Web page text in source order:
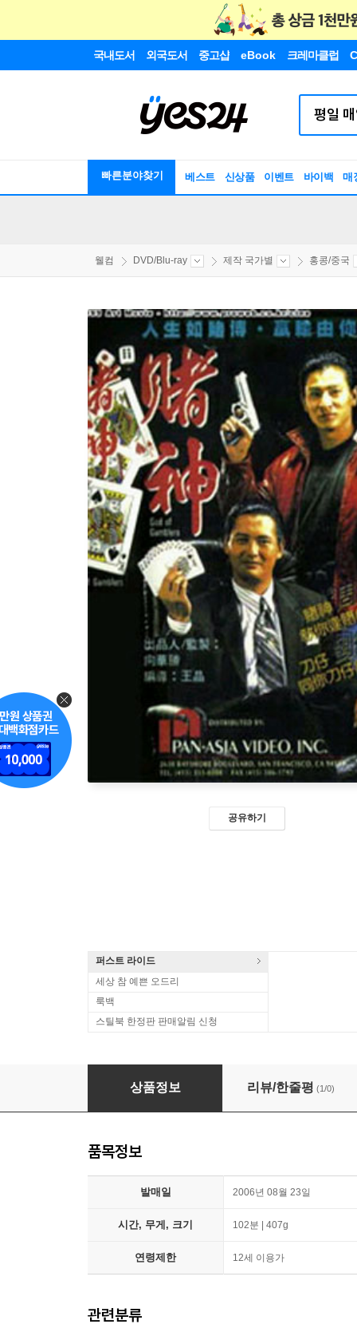
국내도서 외국도서 중고샵 eBook 크레마클럽
빠른분야찾기 베스트 신상품 이벤트 바이백 매
웰컴 DVD/Blu-ray 제작 국가별 홍콩/중국
공유하기
퍼스트 라이드
세상 참 예쁜 오드리
룩백
스틸북 한정판 판매알림 신청
도신 (정전자) (賭神) : 완전판
상품정보 리뷰/한줄평 (1/0)
품목정보
발매일 2006년 08월 23일
시간, 무게, 크기 102분 | 407g
연령제한 12세 이용가
관련분류